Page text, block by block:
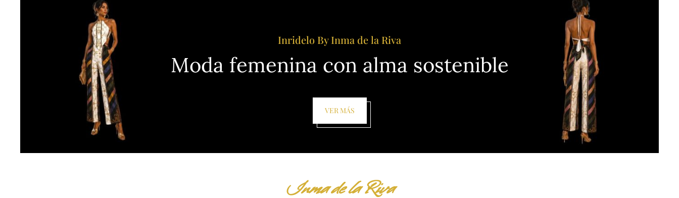
Inridelo By Inma de la Riva
Moda femenina con alma sostenible
VER MÁS
Inma de la Riva